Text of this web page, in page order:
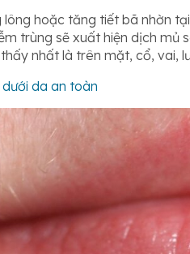
hoặc tăng tiết bã nhờn
trùng sẽ xuất hiện dịch mủ
nhất là trên mặt, cổ, vai,
da an toàn